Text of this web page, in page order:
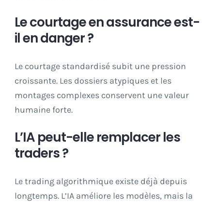
Le courtage en assurance est-
il en danger ?
Le courtage standardisé subit une pression
croissante. Les dossiers atypiques et les
montages complexes conservent une valeur
humaine forte.
L’IA peut-elle remplacer les
traders ?
Le trading algorithmique existe déjà depuis
longtemps. L’IA améliore les modèles, mais la